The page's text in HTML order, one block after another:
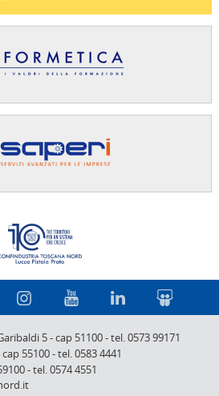
5-cap 51100-tel. 0573 99171
cap 55100-tel. 0583 4441
-tel. 0574 4551